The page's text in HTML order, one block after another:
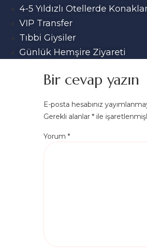
4-5 Yıldızlı Otellerde
VIP Transfer
Tıbbi Giysiler
Günlük Hemşire Ziyareti
Bir cevap yazın
E-posta hesabınız
Gerekli alanlar *ile
Yorum *